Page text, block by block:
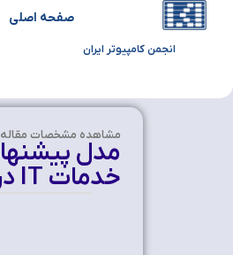
انجمن کامپیوتر ایران
صفحه اصلی
مشاهده‌ مشخصات مقاله
خدمات IT در سازمانهای فناوری اطلاعات